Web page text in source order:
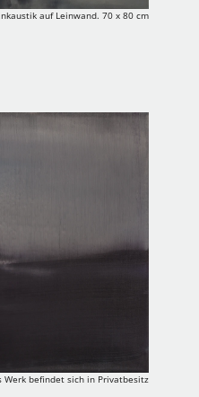
auf Leinwand. 70 x 80 cm
Werk befindet sich in Privatbesitz